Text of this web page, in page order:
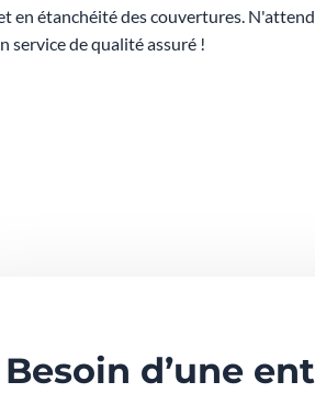
en étanchéité des couvertures.
service de qualité assuré !
Besoin d’une